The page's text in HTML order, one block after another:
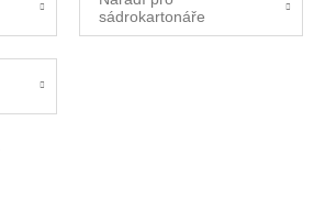
sádrokartonáře